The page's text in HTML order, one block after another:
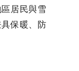
居民與雪
保暖、防